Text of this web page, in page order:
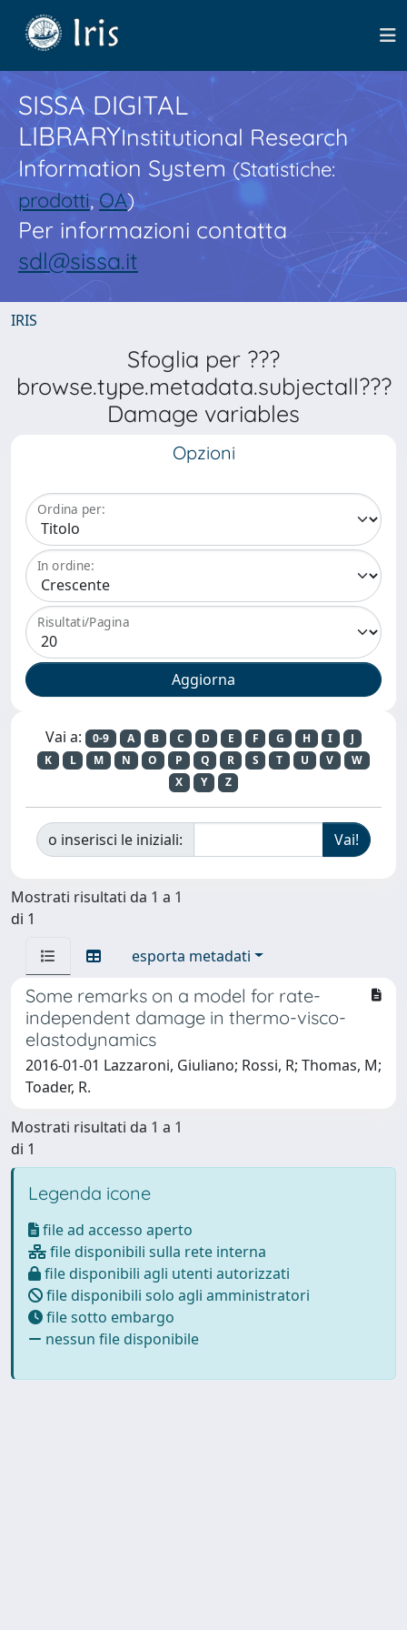
SISSA DIGITAL
LIBRARYInstitutional Research
Information System(Statistiche:
prodotti,OA)
Per informazioni contatta
sdl@sissa.it
IRIS
Sfoglia per ???
browse.type.metadata.subjectall???
Damage variables
Opzioni
Ordina per:
In ordine:
Risultati/Pagina
Vai a: 0-9 A B C D E F G H I
J
K
L M N O P Q R S T U V
W
X
Y Z
o inserisci le iniziali:
Mostrati risultati da 1 a 1
di 1
esporta metadati
Some remarks on a model for rate-
independent damage in thermo-visco-
elastodynamics
2016-01-01 Lazzaroni, Giuliano; Rossi, R; Thomas, M;
Toader, R.
Mostrati risultati da 1 a 1
di 1
Legenda icone
file ad accesso aperto
file disponibili sulla rete interna
file disponibili agli utenti autorizzati
file disponibili solo agli amministratori
file sotto embargo
nessun file disponibile